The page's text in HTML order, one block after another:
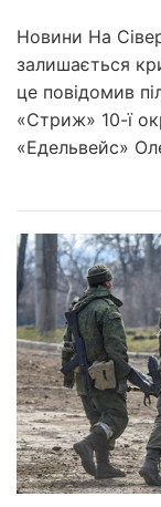
Новини На
залишається
це повідомив
«Стриж» 10-ї
«Едельвейс»